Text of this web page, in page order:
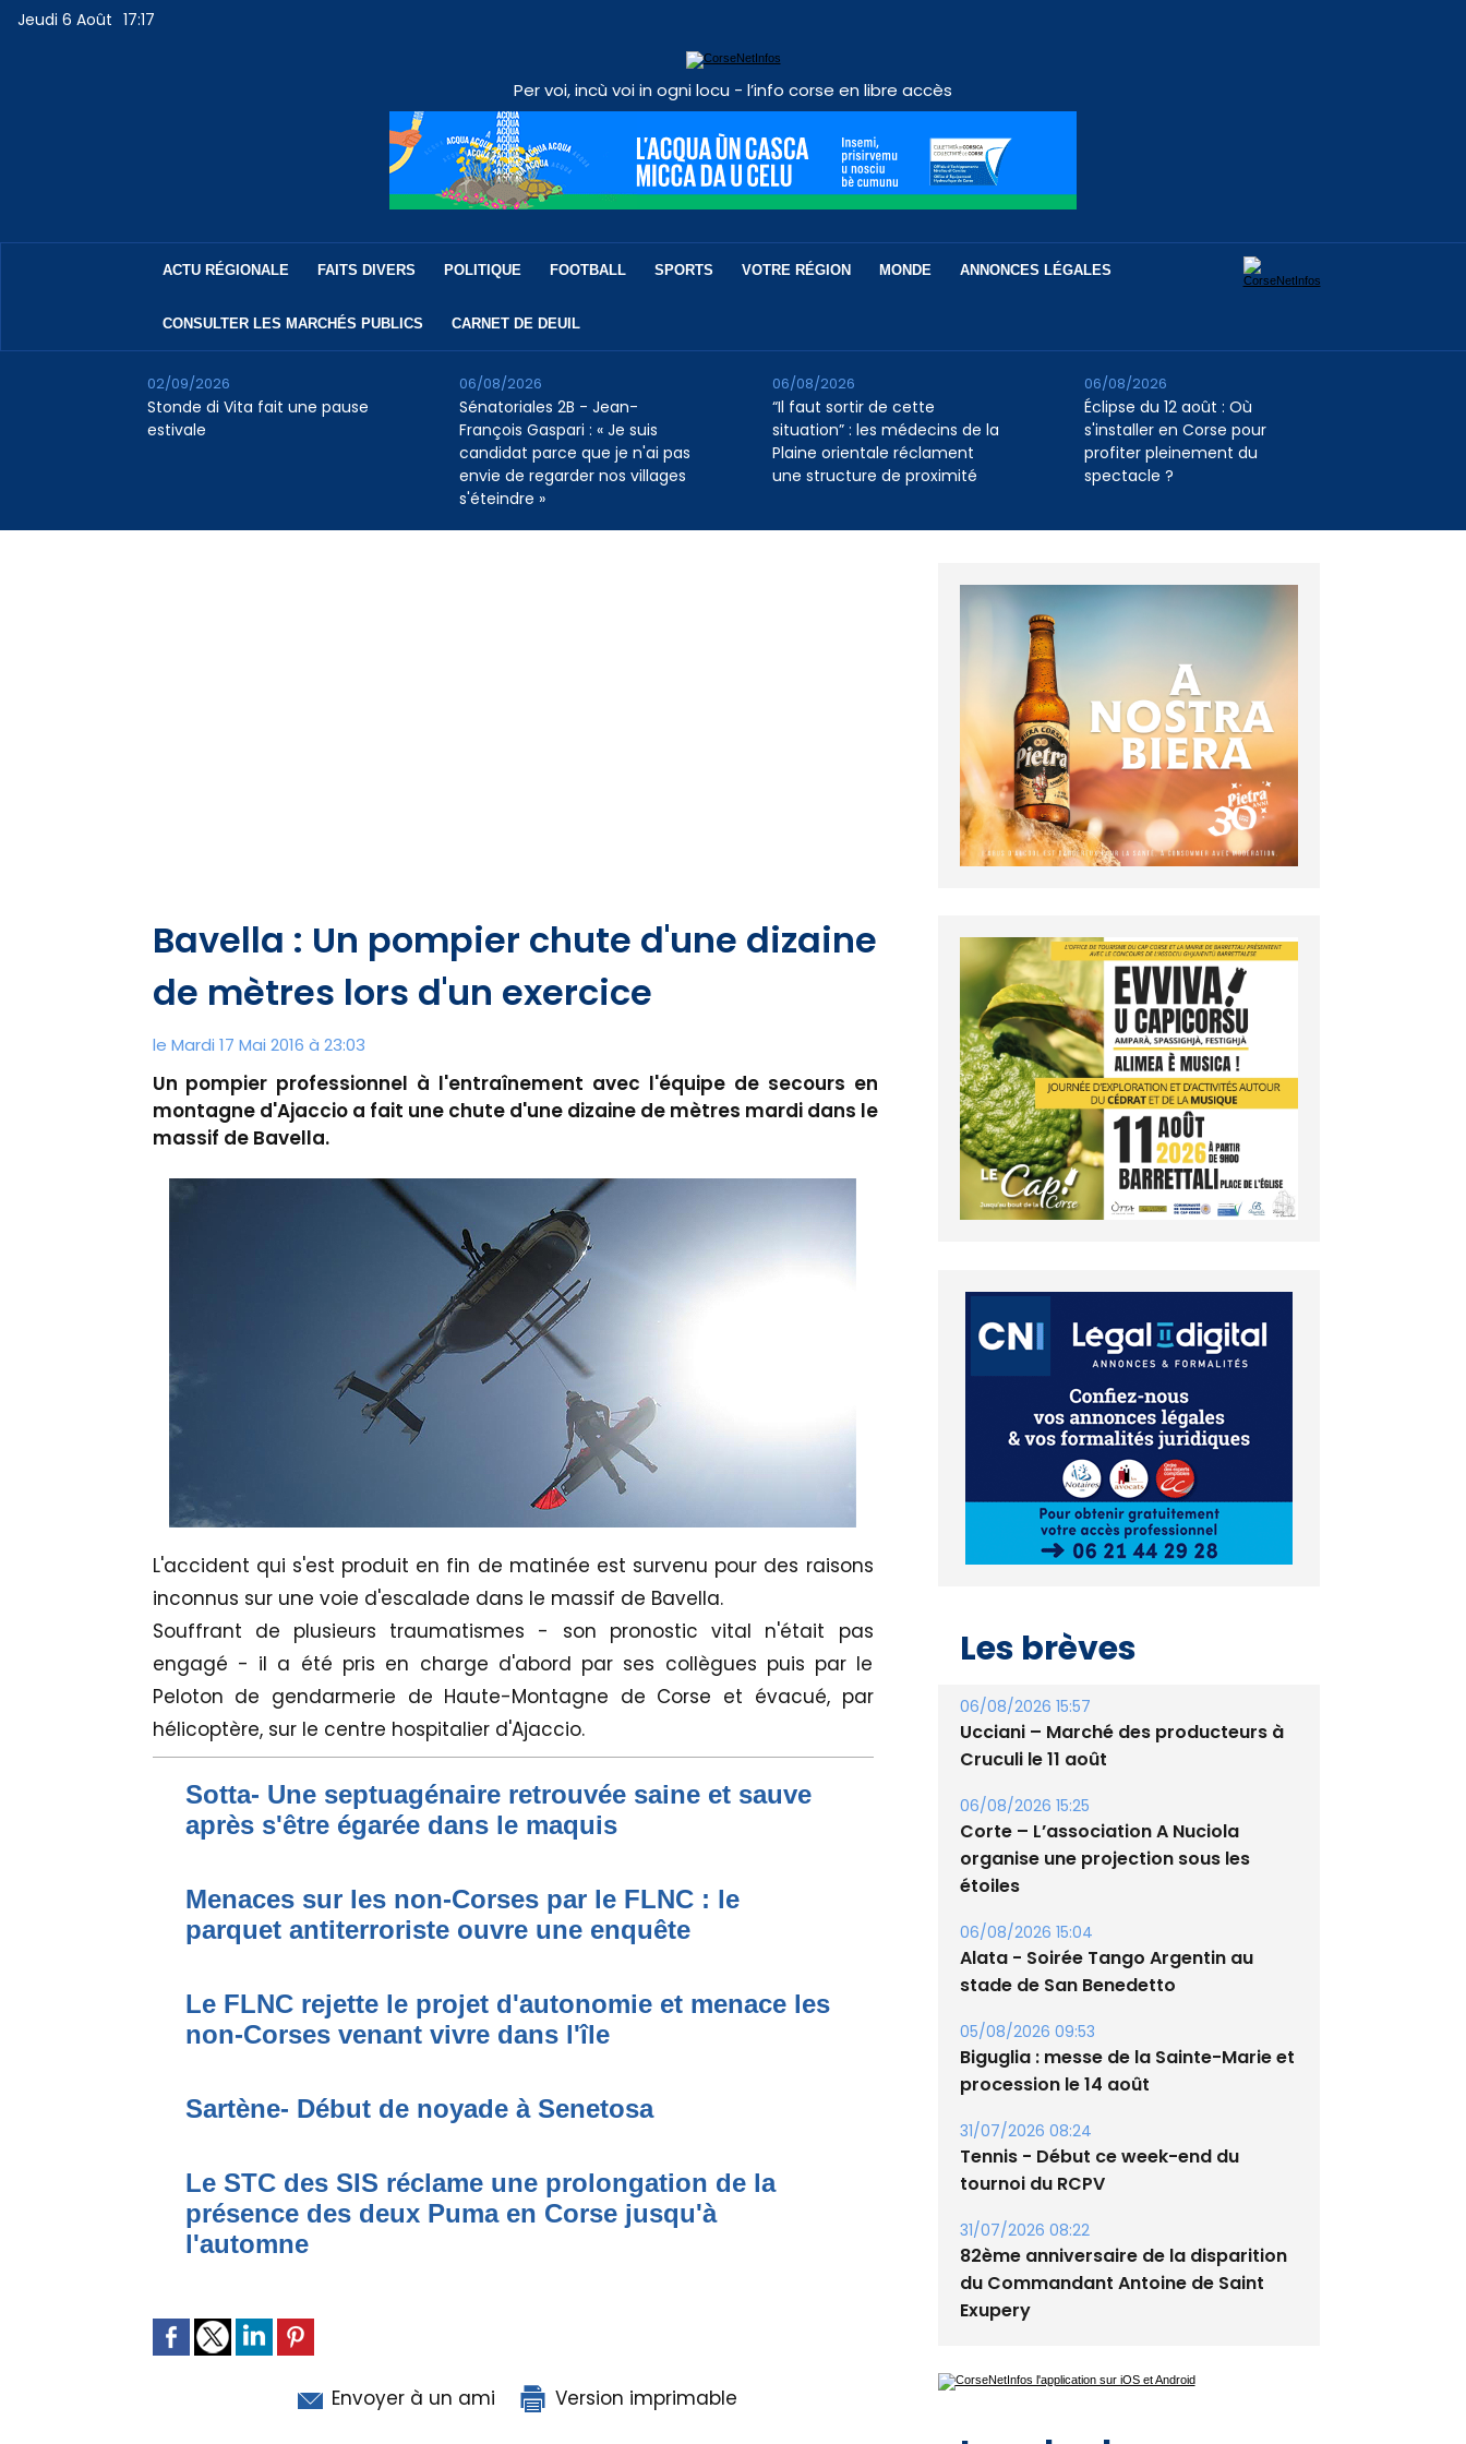
Jeudi 6 Août 17:17
Per voi, incù voi in ogni locu - l’info corse en libre accès
ACTU RÉGIONALE FAITS DIVERS POLITIQUE FOOTBALL SPORTS VOTRE RÉGION MONDE ANNONCES LÉGALES
CONSULTER LES MARCHÉS PUBLICS CARNET DE DEUIL
Stonde di Vita fait une pause
estivale
02/09/2026
Sénatoriales 2B - Jean-
François Gaspari : « Je suis
candidat parce que je n'ai pas
envie de regarder nos villages
s'éteindre »
06/08/2026
“Il faut sortir de cette
situation” : les médecins de la
Plaine orientale réclament
une structure de proximité
06/08/2026
Éclipse du 12 août : Où
s'installer en Corse pour
profiter pleinement du
spectacle ?
06/08/2026
Bavella : Un pompier chute d'une dizaine
de mètres lors d'un exercice
le Mardi 17 Mai 2016 à 23:03
Un pompier professionnel à l'entraînement avec l'équipe de secours en
montagne d'Ajaccio a fait une chute d'une dizaine de mètres mardi dans le
massif de Bavella.
L'accident qui s'est produit en fin de matinée est survenu pour des raisons
inconnus sur une voie d'escalade dans le massif de Bavella.
Souffrant de plusieurs traumatismes - son pronostic vital n'était pas
engagé - il a été pris en charge d'abord par ses collègues puis par le
Peloton de gendarmerie de Haute-Montagne de Corse et évacué, par
hélicoptère, sur le centre hospitalier d'Ajaccio.
Sotta- Une septuagénaire retrouvée saine et sauve
après s'être égarée dans le maquis
Menaces sur les non-Corses par le FLNC : le
parquet antiterroriste ouvre une enquête
Le FLNC rejette le projet d'autonomie et menace les
non-Corses venant vivre dans l'île
Sartène- Début de noyade à Senetosa
Le STC des SIS réclame une prolongation de la
présence des deux Puma en Corse jusqu'à
l'automne
Envoyer à un ami Version imprimable
Les brèves
06/08/2026 15:57
Ucciani – Marché des producteurs à
Cruculi le 11 août
06/08/2026 15:25
Corte – L’association A Nuciola
organise une projection sous les
étoiles
06/08/2026 15:04
Alata - Soirée Tango Argentin au
stade de San Benedetto
05/08/2026 09:53
Biguglia : messe de la Sainte-Marie et
procession le 14 août
31/07/2026 08:24
Tennis - Début ce week-end du
tournoi du RCPV
31/07/2026 08:22
82ème anniversaire de la disparition
du Commandant Antoine de Saint
Exupery